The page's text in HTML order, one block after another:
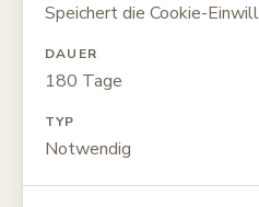
Speichert die Cookie-
DAUER
180 Tage
TYP
Notwendig